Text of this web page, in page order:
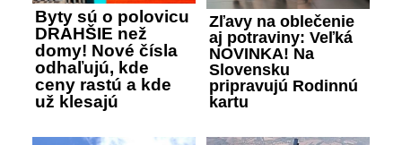
Byty sú o polovicu
DRAHŠIE než
domy! Nové čísla
odhaľujú, kde
ceny rastú a kde
už klesajú
Zľavy na oblečenie
aj potraviny: Veľká
NOVINKA! Na
Slovensku
pripravujú Rodinnú
kartu